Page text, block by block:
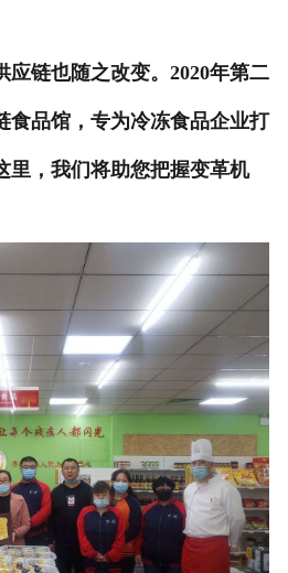
链也随之改变。 2020年第二
食品馆，专为冷冻食品企业打
里，我们将助您把握变革机